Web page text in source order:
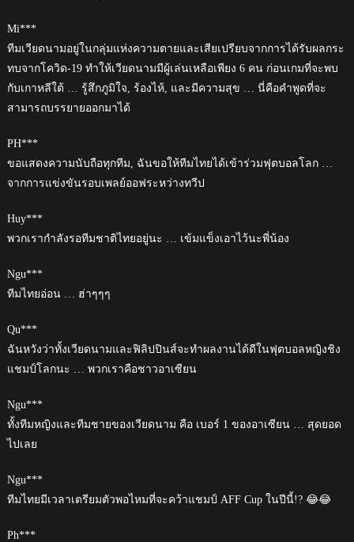
Mi***
ทีมเวียดนามอยู่ในกลุ่มแห่งความตายและเสียเปรียบจากการได้รับผลกระ
ทบจากโควิด-19 ทำให้เวียดนามมีผู้เล่นเหลือเพียง 6 คน ก่อนเกมที่จะพบ
กับเกาหลีใต้ … รู้สึกภูมิใจ, ร้องไห้, และมีความสุข … นี่คือคำพูดที่จะ
สามารถบรรยายออกมาได้
PH***
ขอแสดงความนับถือทุกทีม, ฉันขอให้ทีมไทยได้เข้าร่วมฟุตบอลโลก …
จากการแข่งขันรอบเพลย์ออฟระหว่างทวีป
Huy***
พวกเรากำลังรอทีมชาติไทยอยู่นะ … เข้มแข็งเอาไว้นะพี่น้อง
Ngu***
ทีมไทยอ่อน … ฮ่าๆๆๆ
Qu***
ฉันหวังว่าทั้งเวียดนามและฟิลิปปินส์จะทำผลงานได้ดีในฟุตบอลหญิงชิง
แชมป์โลกนะ … พวกเราคือชาวอาเซียน
Ngu***
ทั้งทีมหญิงและทีมชายของเวียดนาม คือ เบอร์ 1 ของอาเซียน … สุดยอด
ไปเลย
Ngu***
ทีมไทยมีเวลาเตรียมตัวพอไหมที่จะคว้าแชมป์ AFF Cup ในปีนี้!? 😂😂
Ph***